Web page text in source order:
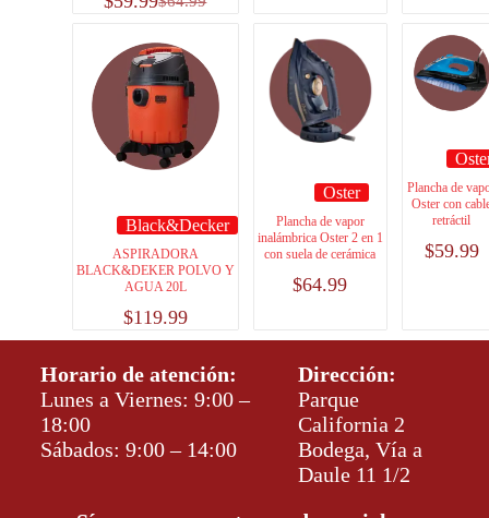
Black&Decker
ASPIRADORA
BLACK&DEKER POLVO Y
AGUA 20L
$119.99
Oster
Plancha de vapor
inalámbrica Oster 2 en 1
con suela de cerámica
$64.99
Plancha de
Oster con
retráctil
$59.99
Horario de atención:
Lunes a Viernes: 9:00 –
18:00
Sábados: 9:00 – 14:00
Dirección:
Parque
California 2
Bodega, Vía a
Daule 11 1/2